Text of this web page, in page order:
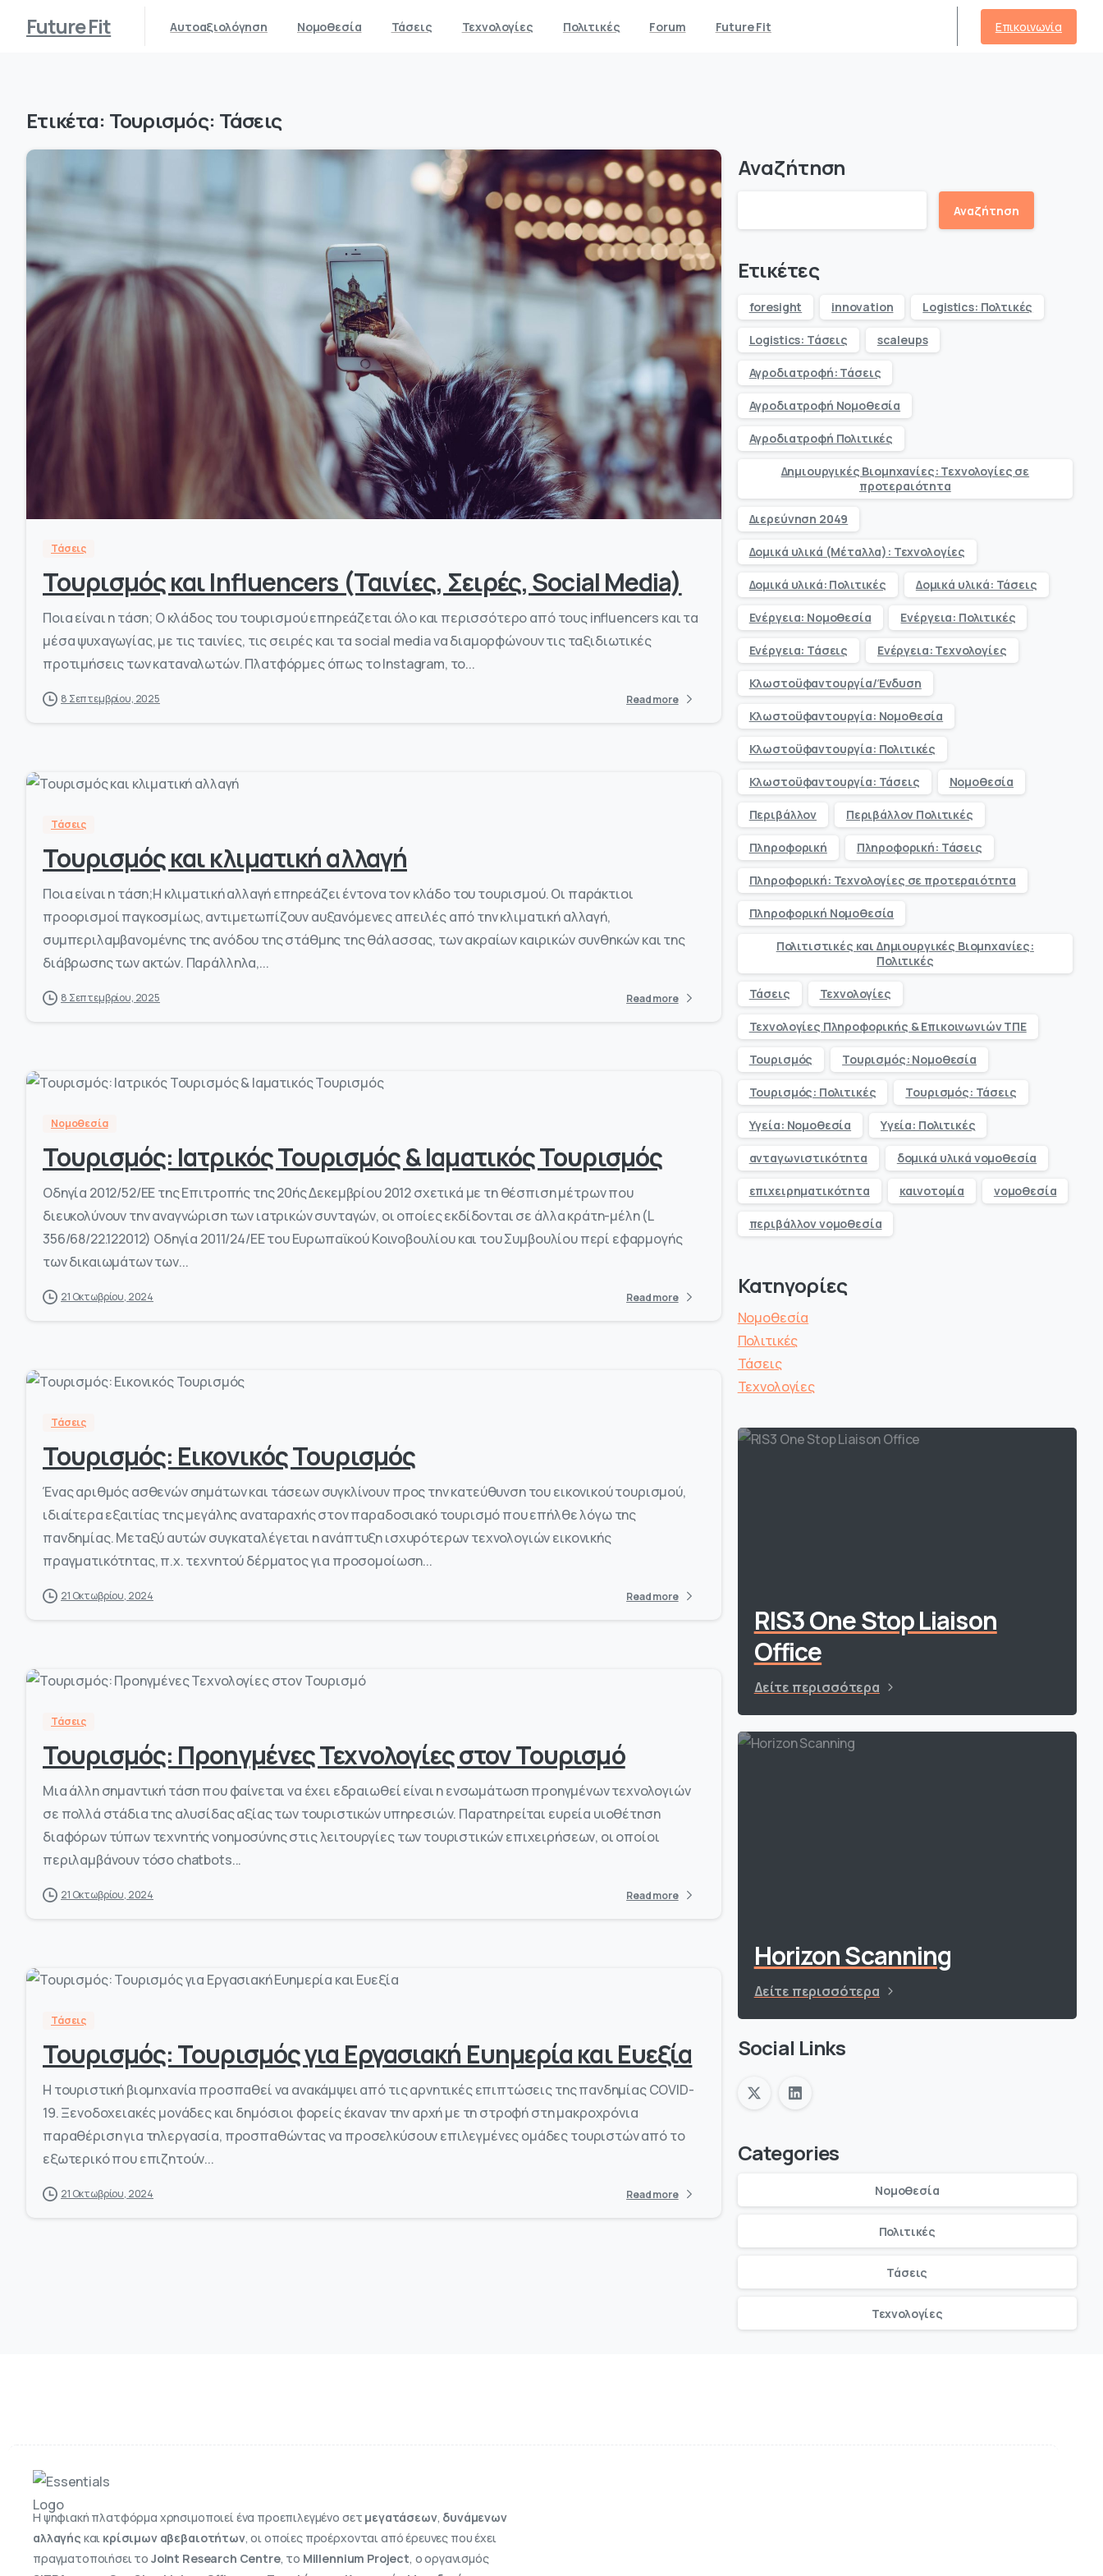
Future Fit Αυτοαξιολόγηση Νομοθεσία Τάσεις Τεχνολογίες Πολιτικές Forum Future Fit Επικοινωνία
Ετικέτα: Τουρισμός: Τάσεις
0
Τάσεις
Τουρισμός και Influencers (Ταινίες, Σειρές, Social Media)
Ποια είναι η τάση; Ο κλάδος του τουρισμού επηρεάζεται όλο και περισσότερο από τους influencers και τα
μέσα ψυχαγωγίας, με τις ταινίες, τις σειρές και τα social media να διαμορφώνουν τις ταξιδιωτικές
προτιμήσεις των καταναλωτών. Πλατφόρμες όπως το Instagram, το...
8 Σεπτεμβρίου, 2025 Read more
Τάσεις
Τουρισμός και κλιματική αλλαγή
Ποια είναι η τάση;Η κλιματική αλλαγή επηρεάζει έντονα τον κλάδο του τουρισμού. Οι παράκτιοι
προορισμοί παγκοσμίως, αντιμετωπίζουν αυξανόμενες απειλές από την κλιματική αλλαγή,
συμπεριλαμβανομένης της ανόδου της στάθμης της θάλασσας, των ακραίων καιρικών συνθηκών και της
διάβρωσης των ακτών. Παράλληλα,...
8 Σεπτεμβρίου, 2025 Read more
Νομοθεσία
Τουρισμός: Ιατρικός Τουρισμός & Ιαματικός Τουρισμός
Οδηγία 2012/52/ΕΕ της Επιτροπής της 20ής Δεκεμβρίου 2012 σχετικά με τη θέσπιση μέτρων που
διευκολύνουν την αναγνώριση των ιατρικών συνταγών, οι οποίες εκδίδονται σε άλλα κράτη-μέλη (L
356/68/22.122012) Οδηγία 2011/24/ΕΕ του Ευρωπαϊκού Κοινοβουλίου και του Συμβουλίου περί εφαρμογής
των δικαιωμάτων των...
21 Οκτωβρίου, 2024 Read more
Τάσεις
Τουρισμός: Εικονικός Τουρισμός
Ένας αριθμός ασθενών σημάτων και τάσεων συγκλίνουν προς την κατεύθυνση του εικονικού τουρισμού,
ιδιαίτερα εξαιτίας της μεγάλης αναταραχής στον παραδοσιακό τουρισμό που επήλθε λόγω της
πανδημίας. Μεταξύ αυτών συγκαταλέγεται η ανάπτυξη ισχυρότερων τεχνολογιών εικονικής
πραγματικότητας, π.χ. τεχνητού δέρματος για προσομοίωση...
21 Οκτωβρίου, 2024 Read more
Τάσεις
Τουρισμός: Προηγμένες Τεχνολογίες στον Τουρισμό
Μια άλλη σημαντική τάση που φαίνεται να έχει εδραιωθεί είναι η ενσωμάτωση προηγμένων τεχνολογιών
σε πολλά στάδια της αλυσίδας αξίας των τουριστικών υπηρεσιών. Παρατηρείται ευρεία υιοθέτηση
διαφόρων τύπων τεχνητής νοημοσύνης στις λειτουργίες των τουριστικών επιχειρήσεων, οι οποίοι
περιλαμβάνουν τόσο chatbots...
21 Οκτωβρίου, 2024 Read more
Τάσεις
Τουρισμός: Τουρισμός για Εργασιακή Ευημερία και Ευεξία
Η τουριστική βιομηχανία προσπαθεί να ανακάμψει από τις αρνητικές επιπτώσεις της πανδημίας COVID-
19. Ξενοδοχειακές μονάδες και δημόσιοι φορείς έκαναν την αρχή με τη στροφή στη μακροχρόνια
παραθέριση για τηλεργασία, προσπαθώντας να προσελκύσουν επιλεγμένες ομάδες τουριστών από το
εξωτερικό που επιζητούν...
21 Οκτωβρίου, 2024 Read more
Αναζήτηση
Αναζήτηση
Ετικέτες
foresight innovation Logistics: Πολτικές
Logistics: Τάσεις scaleups
Αγροδιατροφή: Τάσεις
Αγροδιατροφή Νομοθεσία
Αγροδιατροφή Πολιτικές
Δημιουργικές Βιομηχανίες: Τεχνολογίες σε
προτεραιότητα
Διερεύνηση 2049
Δομικά υλικά (Μέταλλα): Τεχνολογίες
Δομικά υλικά: Πολιτικές Δομικά υλικά: Τάσεις
Ενέργεια: Νομοθεσία Ενέργεια: Πολιτικές
Ενέργεια: Τάσεις Ενέργεια: Τεχνολογίες
Κλωστοϋφαντουργία/Ένδυση
Κλωστοϋφαντουργία: Νομοθεσία
Κλωστοϋφαντουργία: Πολιτικές
Κλωστοϋφαντουργία: Τάσεις Νομοθεσία
Περιβάλλον Περιβάλλον Πολιτικές
Πληροφορική Πληροφορική: Τάσεις
Πληροφορική: Τεχνολογίες σε προτεραιότητα
Πληροφορική Νομοθεσία
Πολιτιστικές και Δημιουργικές Βιομηχανίες:
Πολιτικές
Τάσεις Τεχνολογίες
Τεχνολογίες Πληροφορικής & Επικοινωνιών ΤΠΕ
Τουρισμός Τουρισμός: Νομοθεσία
Τουρισμός: Πολιτικές Τουρισμός: Τάσεις
Υγεία: Νομοθεσία Υγεία: Πολιτικές
ανταγωνιστικότητα δομικά υλικά νομοθεσία
επιχειρηματικότητα καινοτομία νομοθεσία
περιβάλλον νομοθεσία
Κατηγορίες
Νομοθεσία
Πολιτικές
Τάσεις
Τεχνολογίες
RIS3 One Stop Liaison
Office
Δείτε περισσότερα
Horizon Scanning
Δείτε περισσότερα
Social Links
Categories
Νομοθεσία
Πολιτικές
Τάσεις
Τεχνολογίες
Η ψηφιακή πλατφόρμα χρησιμοποιεί ένα προεπιλεγμένο σετ μεγατάσεων, δυνάμενων
αλλαγής και κρίσιμων αβεβαιοτήτων, οι οποίες προέρχονται από έρευνες που έχει
πραγματοποιήσει το Joint Research Centre, το Millennium Project, ο οργανισμός